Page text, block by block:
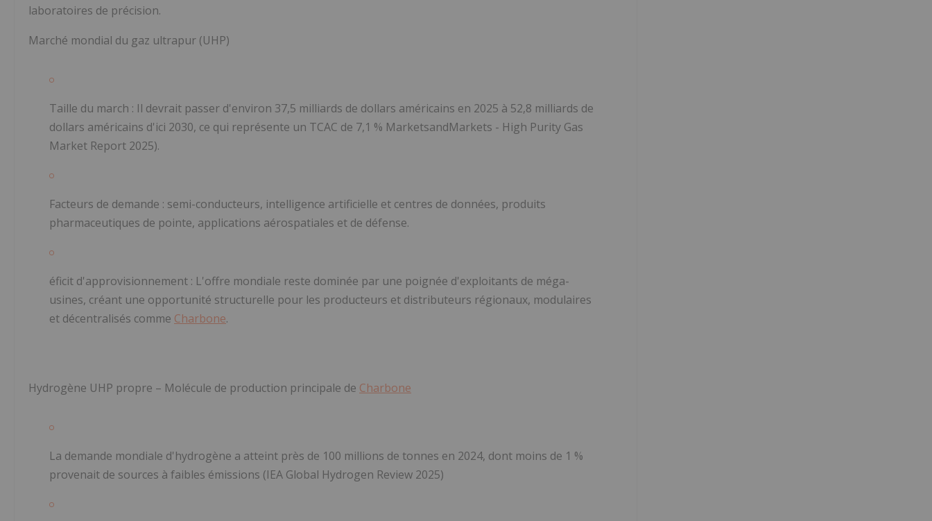
laboratoires de précision.
Marché mondial du gaz ultrapur (UHP)
Taille du march : Il devrait passer d'environ 37,5 milliards de dollars américains en 2025 à 52,8 milliards de
dollars américains d'ici 2030, ce qui représente un TCAC de 7,1 % MarketsandMarkets - High Purity Gas
Market Report 2025).
Facteurs de demande : semi-conducteurs, intelligence artificielle et centres de données, produits
pharmaceutiques de pointe, applications aérospatiales et de défense.
éficit d'approvisionnement : L'offre mondiale reste dominée par une poignée d'exploitants de méga-
usines, créant une opportunité structurelle pour les producteurs et distributeurs régionaux, modulaires
et décentralisés comme Charbone.
Hydrogène UHP propre – Molécule de production principale de Charbone
La demande mondiale d'hydrogène a atteint près de 100 millions de tonnes en 2024, dont moins de 1 %
provenait de sources à faibles émissions (IEA Global Hydrogen Review 2025)